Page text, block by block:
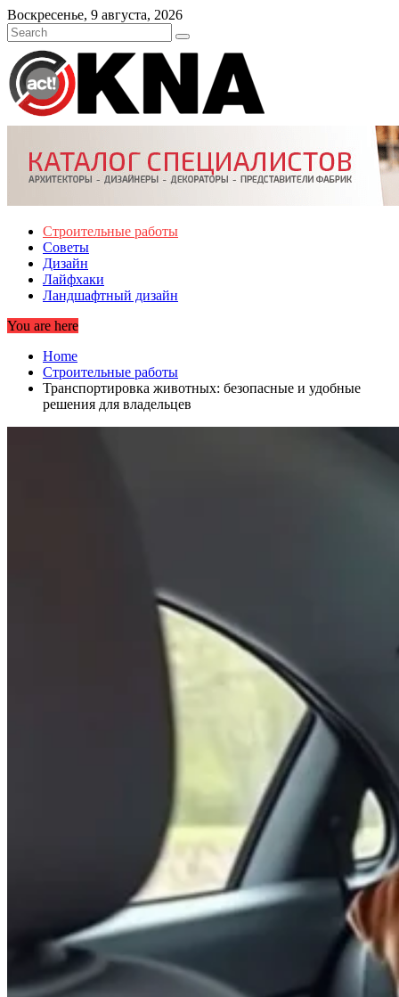
Skip
to
content
Воскресенье, 9 августа, 2026
Строительные работы
Советы
Дизайн
Лайфхаки
Ландшафтный дизайн
You are here
Home
Строительные работы
Транспортировка животных: безопасные и удобные
решения для владельцев